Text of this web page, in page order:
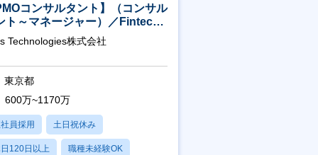
コンサルタント】（コンサル
ト～マネージャー）／Fintech
／設立5年弱で上場
Technologies株式会社
東京都
600万~1170万
員採用 土日祝休み
120日以上 職種未経験OK